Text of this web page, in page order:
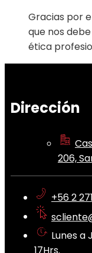
Gracias por
que nos
ética
Dirección
206,
+56 2
Lunes a